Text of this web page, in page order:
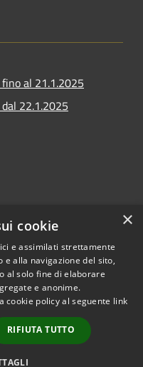
al 21.1.2025
22.1.2025
Copyright © 2020 •
Comune di Scarlino •
Powered byMunicipium
Accesso redazione
×
cookie
e assimilati strettamente
alla navigazione del sito,
al solo fine di elaborare
e anonime.
cookie policy al seguente link
RIFIUTA TUTTO